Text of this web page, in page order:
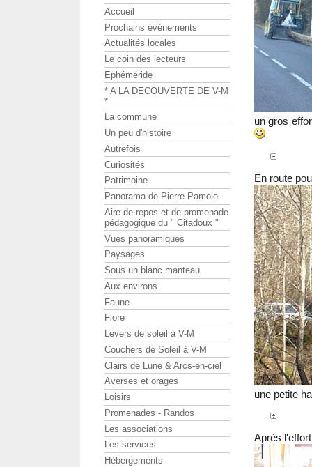
un gros
En route
une petite
Après
Accueil
Prochains événements
Actualités locales
Le coin des lecteurs
Ephéméride
* A LA DECOUVERTE DE V-M
*
La commune
Un peu d'histoire
Autrefois
Curiosités
Patrimoine
Panorama de Pierre Pamole
Aire de repos et de promenade
pédagogique du " Citadoux "
Vues panoramiques
Paysages
Sous un blanc manteau
Aux environs
Faune
Flore
Levers de soleil à V-M
Couchers de Soleil à V-M
Clairs de Lune & Arcs-en-ciel
Averses et orages
Loisirs
Promenades - Randos
Les associations
Les services
Hébergements